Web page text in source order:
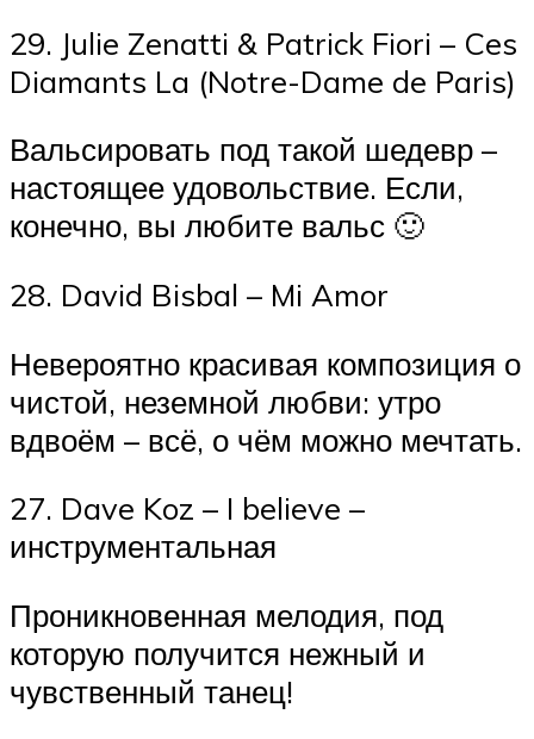
29. Julie Zenatti & Patrick Fiori – Ces
Diamants La (Notre-Dame de Paris)
Вальсировать под такой шедевр –
настоящее удовольствие. Если,
конечно, вы любите вальс 🙂
28. David Bisbal – Mi Amor
Невероятно красивая композиция о
чистой, неземной любви: утро
вдвоём – всё, о чём можно мечтать.
27. Dave Koz – I believe –
инструментальная
Проникновенная мелодия, под
которую получится нежный и
чувственный танец!